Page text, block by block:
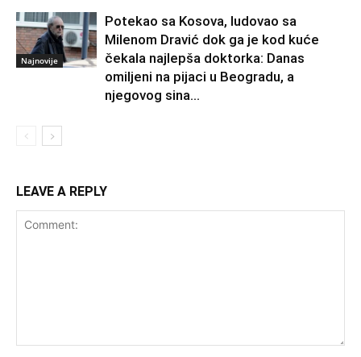
Najnovije
Potekao sa Kosova, ludovao sa
Milenom Dravić dok ga je kod kuće
čekala najlepša doktorka: Danas
omiljeni na pijaci u Beogradu, a
njegovog sina...
LEAVE A REPLY